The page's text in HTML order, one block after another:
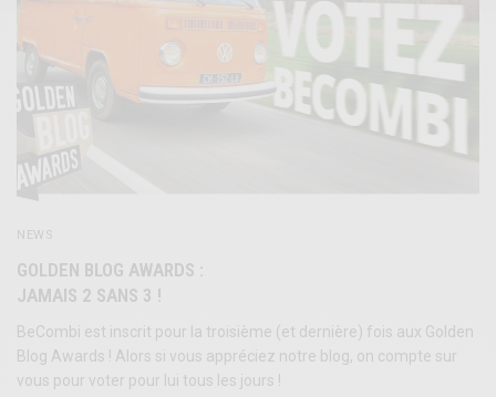
NEWS
GOLDEN BLOG AWARDS :
JAMAIS 2 SANS 3 !
BeCombi est inscrit pour la troisième (et dernière) fois aux Golden
Blog Awards ! Alors si vous appréciez notre blog, on compte sur
vous pour voter pour lui tous les jours !